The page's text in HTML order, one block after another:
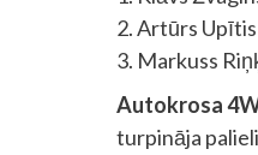
2. Artūrs Upītis
3. Markuss
Autokrosa
turpināja